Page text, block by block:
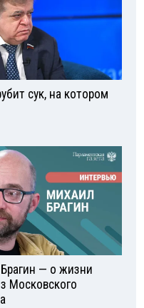
сук, на котором
— о жизни
Московского